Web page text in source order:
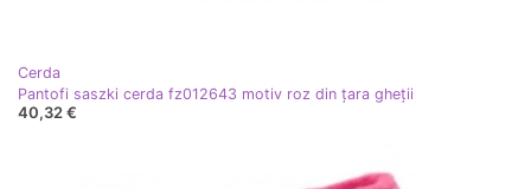
Cerda
Pantofi saszki cerda fz012643 motiv roz din țara gheții
40,32 €